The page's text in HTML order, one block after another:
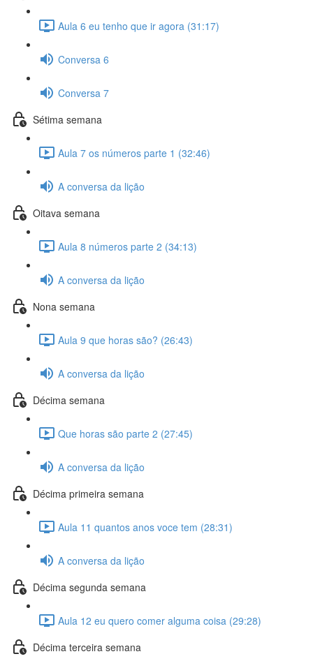
Aula 6 eu tenho que ir agora (31:17)
Conversa 6
Conversa 7
Sétima semana
Aula 7 os números parte 1 (32:46)
A conversa da lição
Oitava semana
Aula 8 números parte 2 (34:13)
A conversa da lição
Nona semana
Aula 9 que horas são? (26:43)
A conversa da lição
Décima semana
Que horas são parte 2 (27:45)
A conversa da lição
Décima primeira semana
Aula 11 quantos anos voce tem (28:31)
A conversa da lição
Décima segunda semana
Aula 12 eu quero comer alguma coisa (29:28)
Décima terceira semana